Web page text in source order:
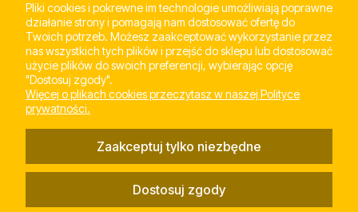
Pomoc
Moje konto
Płatności i dostawa
Pliki cookies i pokrewne im technologie umożliwiają poprawne
działanie strony i pomagają nam dostosować ofertę do
Twoich potrzeb. Możesz zaakceptować wykorzystanie przez
nas wszystkich tych plików i przejść do sklepu lub dostosować
użycie plików do swoich preferencji, wybierając opcję
"Dostosuj zgody".
Więcej o plikach cookies przeczytasz w naszej Polityce
prywatności.
Zaakceptuj tylko niezbędne
Dostosuj zgody